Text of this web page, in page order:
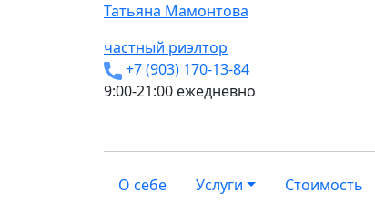
Татьяна Мамонтова
частный риэлтор
+7 (903) 170-13-84
9:00-21:00 ежедневно
О себе Услуги Стоимость